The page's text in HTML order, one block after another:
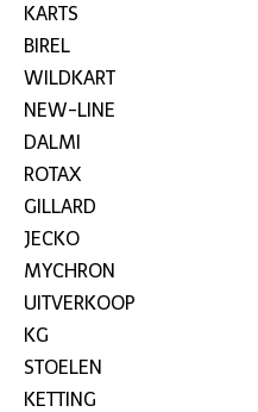
KARTS
BIREL
WILDKART
NEW-LINE
DALMI
ROTAX
GILLARD
JECKO
MYCHRON
UITVERKOOP
KG
STOELEN
KETTING